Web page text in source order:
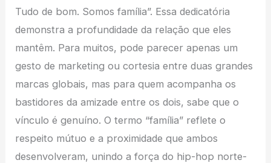
Tudo de bom. Somos família”. Essa dedicatória
demonstra a profundidade da relação que eles
mantêm. Para muitos, pode parecer apenas um
gesto de marketing ou cortesia entre duas grandes
marcas globais, mas para quem acompanha os
bastidores da amizade entre os dois, sabe que o
vínculo é genuíno. O termo “família” reflete o
respeito mútuo e a proximidade que ambos
desenvolveram, unindo a força do hip-hop norte-